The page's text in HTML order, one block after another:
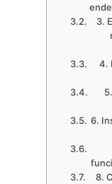
3.
4.
6.
8.